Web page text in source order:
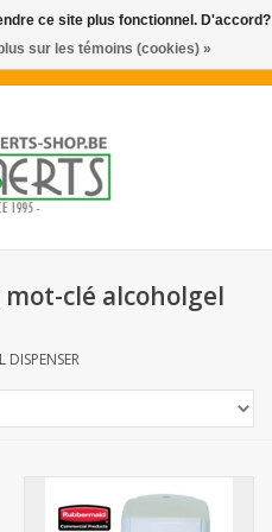
0 Articles - €0,00
clé alcoholgel
ce site plus fonctionnel. D'accord?
sur les témoins (cookies) »